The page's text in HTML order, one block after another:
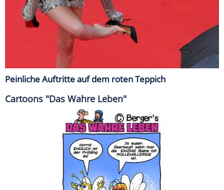
Peinliche Auftritte auf dem roten Teppich
Cartoons "Das Wahre Leben"